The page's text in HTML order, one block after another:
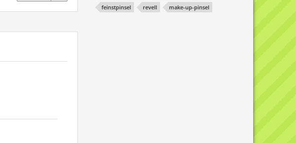
feinstpinsel
revell make-up-pinsel